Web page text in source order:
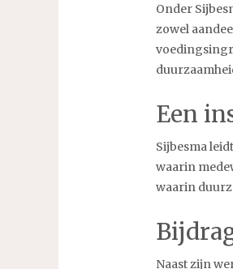
Onder
zowel
Een
Sijbesma
waarin
waarin
Naast zijn